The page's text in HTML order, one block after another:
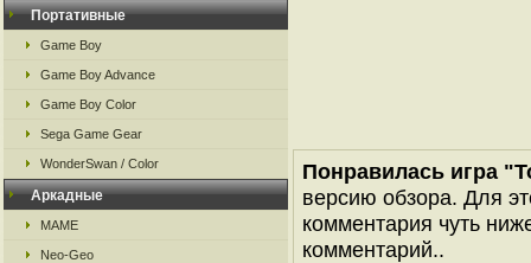
Портативные
Game Boy
Game Boy Advance
Game Boy Color
Sega Game Gear
WonderSwan / Color
Аркадные
MAME
Neo-Geo
Понравилась игра
версию обзора. Для
комментария чуть
комментарий..